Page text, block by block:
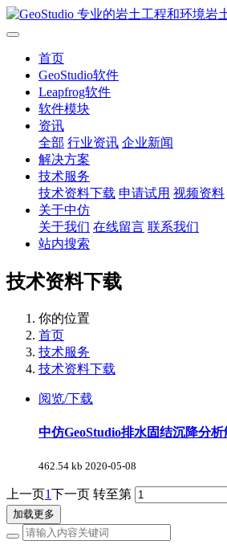
首页
GeoStudio软件
Leapfrog软件
软件模块
资讯
全部 行业资讯 企业新闻
解决方案
技术服务
技术资料下载 申请试用 视频资料
关于中仿
关于我们 在线留言 联系我们
站内搜索
技术资料下载
你的位置
首页
技术服务
技术资料下载
阅览/下载
中仿GeoStudio排水固结沉降分
462.54 kb 2020-05-08
上一页1下一页 转至第
加载更多